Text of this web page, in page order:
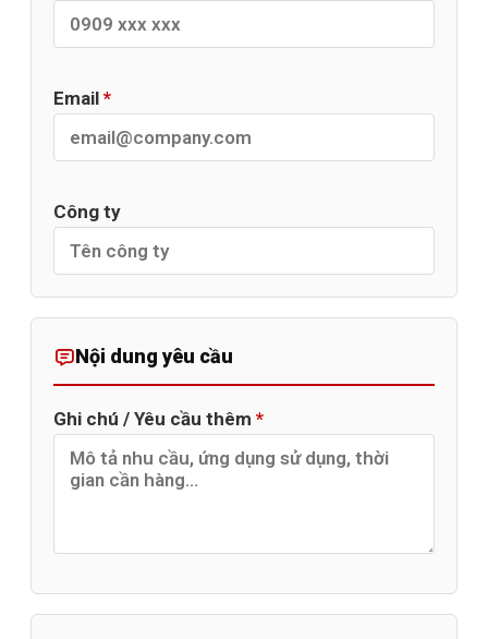
Email *
Công ty
Nội dung yêu cầu
Ghi chú / Yêu cầu thêm *